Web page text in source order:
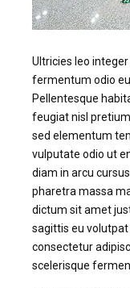
Ultricies leo
fermentum odio
Pellentesque
feugiat nisl
sed elementum
vulputate odio ut
diam in arcu
pharetra massa
dictum sit amet
sagittis eu
consectetur
scelerisque